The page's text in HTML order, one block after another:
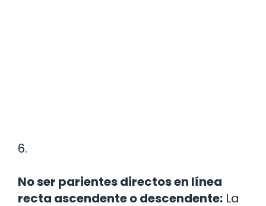
6.
No ser parientes directos en línea
recta ascendente o descendente: La